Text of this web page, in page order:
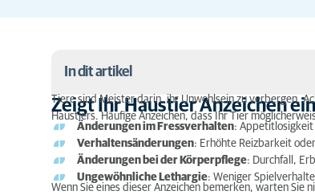
In dit artikel
Zeigt Ihr Haustier Anzeichen einer
Was tun im Notfall?
Was tun bei Parasiten?
Zeigt Ihr Haustier Anzeichen
Tiere sind Meister darin, ihr Unwohlsein zu verbergen.
Haustiers. Häufige Anzeichen, dass Ihr Tier
Änderungen im Fressverhalten:
Verhaltensänderungen: Erhöhte Reizbarkeit
Änderungen bei der Körperpflege: Durchfall,
Ungewöhnliche Lethargie: Weniger
Wenn Sie eines dieser Anzeichen bemerken, warten Sie